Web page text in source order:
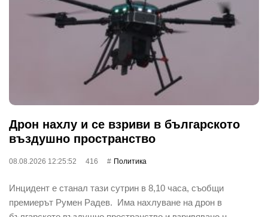
Дрон нахлу и се взриви в българското
въздушно пространство
08.08.2026 12:25:52 416 Политика
Инцидент е станал тази сутрин в 8,10 часа, съобщи
премиерът Румен Радев. Има нахлуване на дрон в